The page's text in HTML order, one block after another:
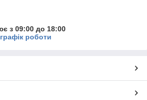
з 09:00 до 18:00
роботи